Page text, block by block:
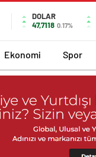
DOLAR
47,7118 0.17%
Ekonomi Spor